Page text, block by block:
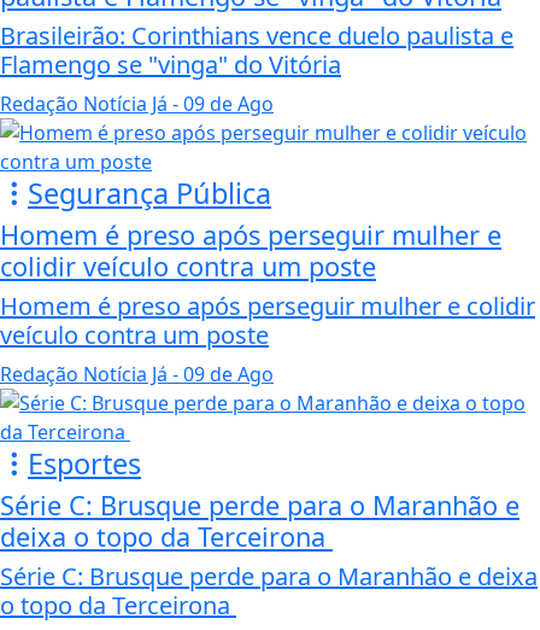
Brasileirão: Corinthians vence duelo paulista e
Flamengo se "vinga" do Vitória
Redação Notícia Já - 09 de Ago
Segurança Pública
Homem é preso após perseguir mulher e
colidir veículo contra um poste
Homem é preso após perseguir mulher e colidir
veículo contra um poste
Redação Notícia Já - 09 de Ago
Esportes
Série C: Brusque perde para o Maranhão e
deixa o topo da Terceirona
Série C: Brusque perde para o Maranhão e deixa
o topo da Terceirona